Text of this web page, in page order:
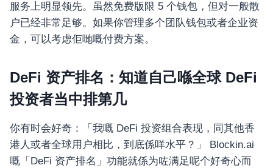
服务上明显领先。虽然免费版限 5 个钱包，但对一般散
户已经非常足够。如果你管理多个团队钱包或者企业资
金，可以考虑佢哋嘅付费方案。
DeFi 资产排名：知道自己喺全球 DeFi
投资者当中排第几
你有时会好奇：「我嘅 DeFi 投资组合表现，同其他香
港人或者全球用户相比，到底係咩水平？」 Blockin.ai
嘅「DeFi 资产排名」功能就係为咗满足呢个好奇心而